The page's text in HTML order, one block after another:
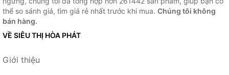
thể so sánh giá, tìm giá rẻ nhất trước khi mua. Chúng tôi không
bán hàng.
VỀ SIÊU THỊ HÒA PHÁT
Giới thiệu